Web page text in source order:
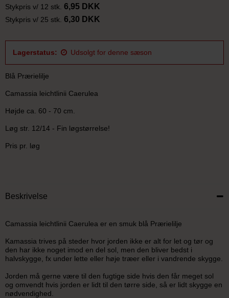
Stykpris v/ 12 stk. 6,95 DKK
Stykpris v/ 25 stk. 6,30 DKK
Lagerstatus: Udsolgt for denne sæson
Blå Prærielilje
Camassia leichtlinii Caerulea
Højde ca. 60 - 70 cm.
Løg str. 12/14 - Fin løgstørrelse!
Pris pr. løg
Beskrivelse
Camassia leichtlinii Caerulea er en smuk blå Prærielilje
Kamassia trives på steder hvor jorden ikke er alt for let og tør og
den har ikke noget imod en del sol, men den bliver bedst i
halvskygge, fx under lette eller høje træer eller i vandrende skygge.
Jorden må gerne være til den fugtige side hvis den får meget sol
og omvendt hvis jorden er lidt til den tørre side, så er lidt skygge en
nødvendighed.